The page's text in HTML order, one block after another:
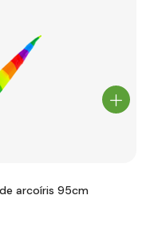
arcoíris 95cm